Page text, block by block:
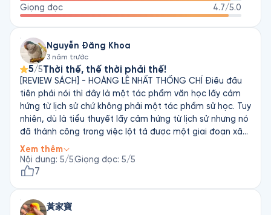
Ngô Thì Du viết, còn 3 hồi cuối cùng viết có tính chất chắp vá,
lại có cả những sự việc thời Tự Đức, tương truyền do Ngô Thì
Thuyết (có người đọc là Thiến), còn một số nhà nghiên cứu
cho là có thể của một tác giả vô danh khác.
Giọng đọc
4.7/5.0
Nguyễn Đăng Khoa
3 năm trước
5/5Thời thế, thế thời phải thế!
[REVIEW SÁCH] - HOÀNG LÊ NHẤT THỐNG CHÍ Điều đầu
tiên phải nói thì đây là một tác phẩm văn học lấy cảm
hứng từ lịch sử chứ không phải một tác phẩm sử học. Tuy
nhiên, dù là tiểu thuyết lấy cảm hứng từ lịch sử nhưng nó
đã thành công trong việc lột tả được một giai đoạn xã
tắc loạn lạc vào buổi hoàng hôn của Triều đại nhà Hậu
Lê. Với lối văn phong cuốn hút, ngôn ngữ vừa trang trọng,
vừa bình dị, tác phẩm đã thành công trong việc khắc
trò chính trị và những loại người khác nhau trong các xã
Xem thêm
Nội dung: 5/5Giọng đọc: 5/5
7
黃家寶